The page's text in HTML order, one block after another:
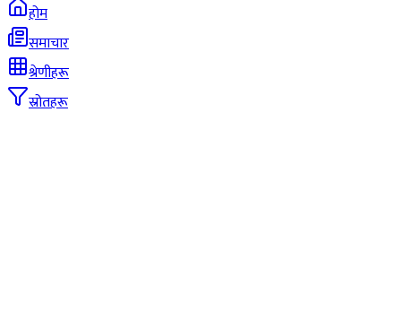
होम
समाचार
श्रेणीहरू
स्रोतहरू